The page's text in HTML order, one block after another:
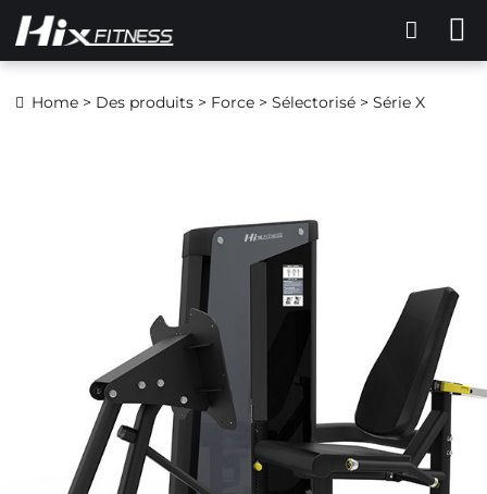
Home > Des produits > Force > Sélectorisé > Série X